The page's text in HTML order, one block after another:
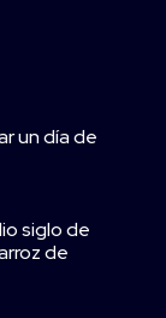
un día de
siglo de
de